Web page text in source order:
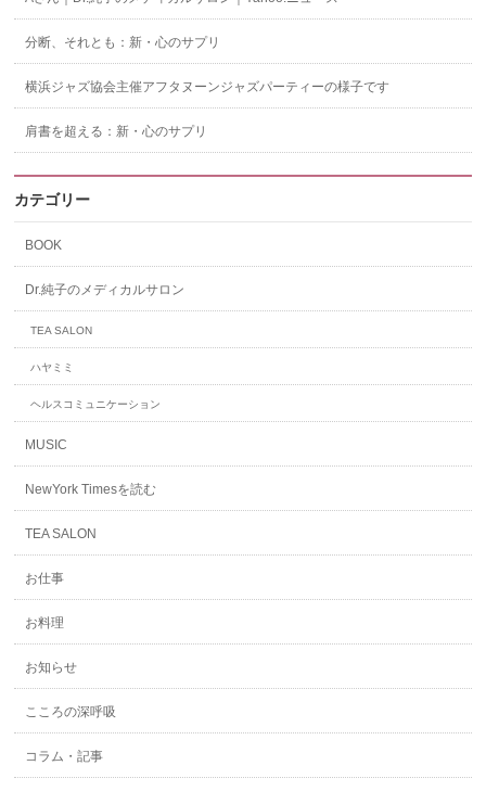
分断、それとも：新・心のサプリ
横浜ジャズ協会主催アフタヌーンジャズパーティーの様子です
肩書を超える：新・心のサプリ
カテゴリー
BOOK
Dr.純子のメディカルサロン
TEA SALON
ハヤミミ
ヘルスコミュニケーション
MUSIC
NewYork Timesを読む
TEA SALON
お仕事
お料理
お知らせ
こころの深呼吸
コラム・記事